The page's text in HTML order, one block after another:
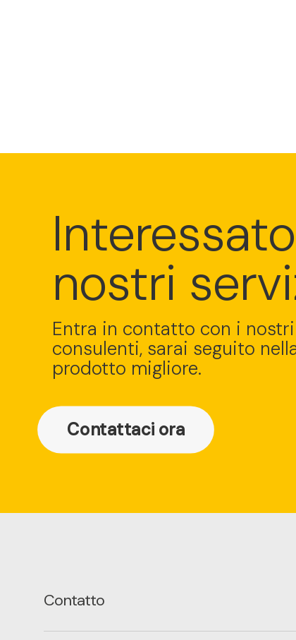
nostri
Entra in contatto con i nostri
consulenti, sarai seguito
prodotto migliore.
Contattaci ora
Contatto